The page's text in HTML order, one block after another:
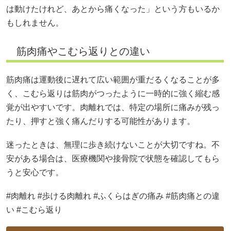
は動けたけれど、あとから痛くなった」という方もいるか
もしれません。
筋肉痛やこむら返りとの違い
筋肉痛は運動後に遅れて広い範囲が重だるくなることが多
く、こむら返りは筋肉がつったように一時的に強く縮む感
覚が出やすいです。肉離れでは、特定の場所に痛みが残っ
たり、押すと強く痛んだりする可能性があります。
迷ったときは、無理に歩き続けないことが大切ですね。不
安がある場合は、医療機関や接骨院で状態を確認してもら
うと安心です。
#肉離れ #歩ける肉離れ #ふくらはぎの痛み #筋肉痛との違
い #こむら返り